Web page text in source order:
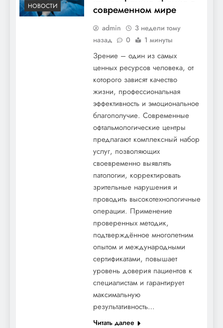
ремонта
Как выбрать идеальную мебель для
офиса: секреты создания комфортного и
продуктивного рабочего пространства
Скорее в мир стиля модерн: как
плавные линии и креативность
преобразят ваш интерьер
НОВОСТИ
современном мире
admin
3 недели тому
назад
0 1 минуты
Зрение – один из самых
ценных ресурсов человека, от
которого зависят качество
жизни, профессиональная
эффективность и эмоциональное
благополучие. Современные
офтальмологические центры
предлагают комплексный набор
услуг, позволяющих
своевременно выявлять
патологии, корректировать
зрительные нарушения и
проводить высокотехнологичные
операции. Применение
проверенных методик,
подтверждённое многолетним
опытом и международными
сертификатами, повышает
уровень доверия пациентов к
специалистам и гарантирует
максимальную
результативность…
Читать далее